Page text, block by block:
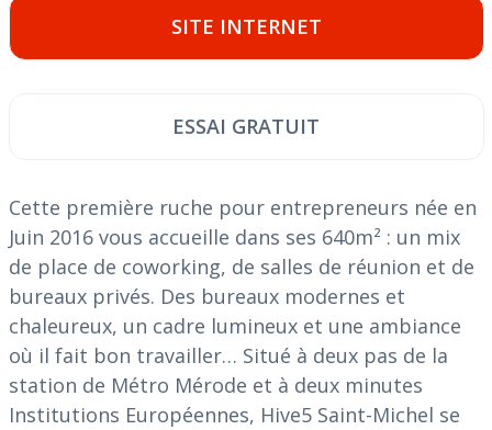
SITE INTERNET
ESSAI GRATUIT
Cette première ruche pour entrepreneurs née en
Juin 2016 vous accueille dans ses 640m² : un mix
de place de coworking, de salles de réunion et de
bureaux privés. Des bureaux modernes et
chaleureux, un cadre lumineux et une ambiance
où il fait bon travailler… Situé à deux pas de la
station de Métro Mérode et à deux minutes
Institutions Européennes, Hive5 Saint-Michel se